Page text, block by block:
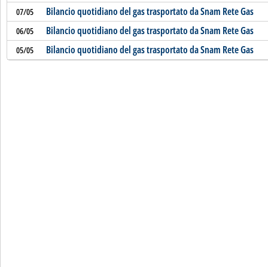
07/05 Bilancio quotidiano del gas trasportato da Snam Rete Gas
06/05 Bilancio quotidiano del gas trasportato da Snam Rete Gas
05/05 Bilancio quotidiano del gas trasportato da Snam Rete Gas